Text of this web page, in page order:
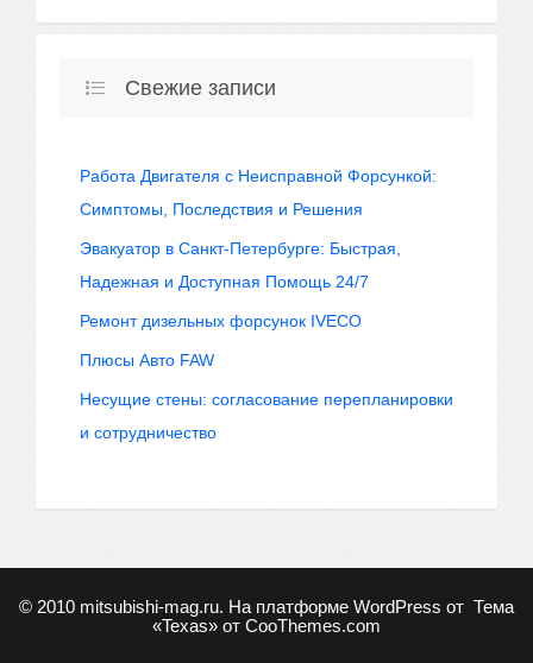
Свежие записи
Работа Двигателя с Неисправной Форсункой:
Симптомы, Последствия и Решения
Эвакуатор в Санкт-Петербурге: Быстрая,
Надежная и Доступная Помощь 24/7
Ремонт дизельных форсунок IVECO
Плюсы Авто FAW
Несущие стены: согласование перепланировки
и сотрудничество
© 2010 mitsubishi-mag.ru. На платформе WordPress от Тема
«Texas» от CooThemes.com